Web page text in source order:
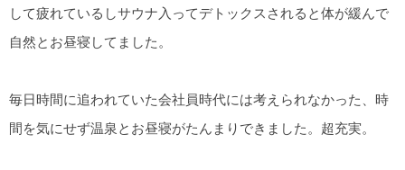
して疲れているしサウナ入ってデトックスされると体が緩んで
自然とお昼寝してました。
毎日時間に追われていた会社員時代には考えられなかった、時
間を気にせず温泉とお昼寝がたんまりできました。超充実。